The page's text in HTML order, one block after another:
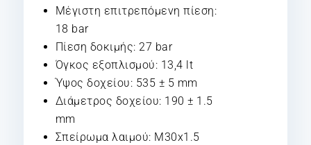
Μέγιστη επιτρεπόμενη πίεση:
18 bar
Πίεση δοκιμής: 27 bar
Όγκος εξοπλισμού: 13,4 lt
Ύψος δοχείου: 535 ± 5 mm
Διάμετρος δοχείου: 190 ± 1.5
mm
Σπείρωμα λαιμού: M30x1.5